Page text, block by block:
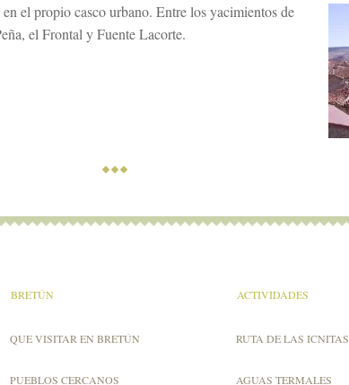
el propio casco urbano. Entre los yacimientos de
el Frontal y Fuente Lacorte.
BRETÚN
QUE VISITAR EN BRETÚN
PUEBLOS CERCANOS
ACTIVIDADES
RUTA DE LAS ICNITAS
AGUAS TERMALES